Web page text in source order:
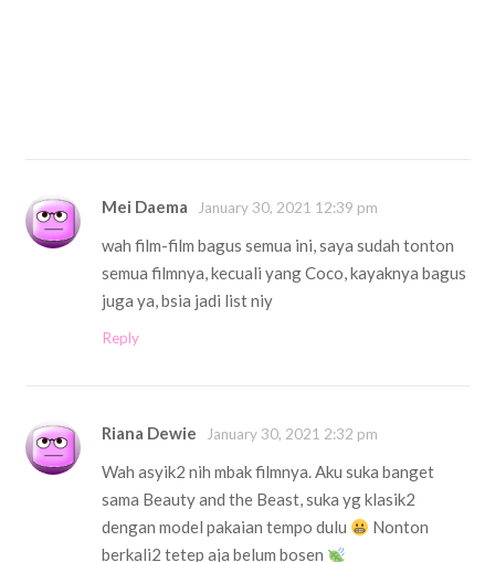
Mei Daema January 30, 2021 12:39 pm
wah film-film bagus semua ini, saya sudah tonton
semua filmnya, kecuali yang Coco, kayaknya bagus
juga ya, bsia jadi list niy
Reply
Riana Dewie January 30, 2021 2:32 pm
Wah asyik2 nih mbak filmnya. Aku suka banget
sama Beauty and the Beast, suka yg klasik2
dengan model pakaian tempo dulu
Nonton
berkali2 tetep aja belum bosen